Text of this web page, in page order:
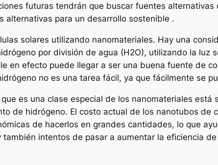
futuras tendrán que buscar fuentes alternativas
alternativas para un desarrollo sostenible .
solares utilizando nanomateriales. Hay una
por división de agua (H2O), utilizando la luz
en efecto puede llegar a ser una buena fuente de
no es una tarea fácil, ya que fácilmente se
es una clase especial de los nanomateriales está
de hidrógeno. El costo actual de los nanotubos de
de hacerlos en grandes cantidades, lo que
intentos de pasar a aumentar la eficiencia